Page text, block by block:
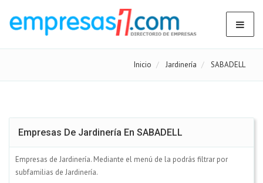
Inicio Jardinería SABADELL
Empresas De Jardinería En SABADELL
Empresas de Jardinería. Mediante el menú de la podrás filtrar por
subfamilias de Jardinería.